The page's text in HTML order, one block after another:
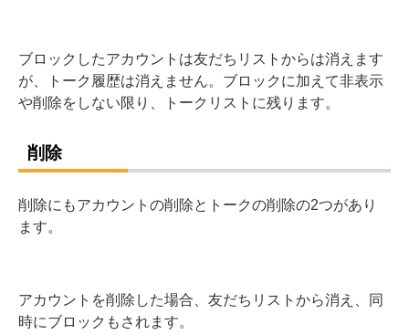
ブロックしたアカウントは友だちリストからは消えます
が、トーク履歴は消えません。ブロックに加えて非表示
や削除をしない限り、トークリストに残ります。
削除
削除にもアカウントの削除とトークの削除の2つがあり
ます。
アカウントを削除した場合、友だちリストから消え、同
時にブロックもされます。